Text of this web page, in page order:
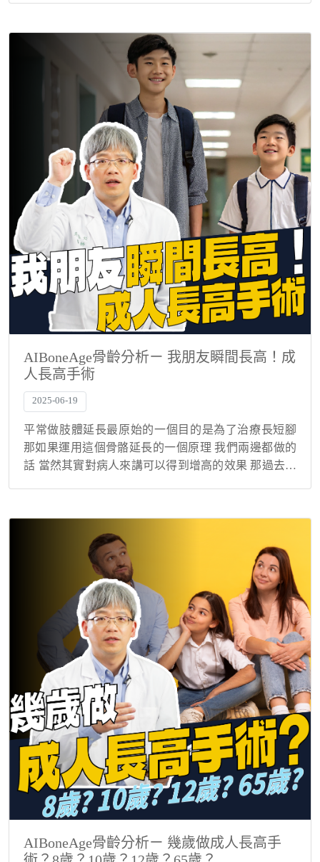
AIBoneAge骨齡分析ㄧ 我朋友瞬間長高！成
人長高手術
2025-06-19
平常做肢體延長最原始的一個目的是為了治療長短腳
那如果運用這個骨骼延長的一個原理 我們兩邊都做的
話 當然其實對病人來講可以得到增高的效果 那過去一
AIBoneAge骨齡分析ㄧ 幾歲做成人長高手